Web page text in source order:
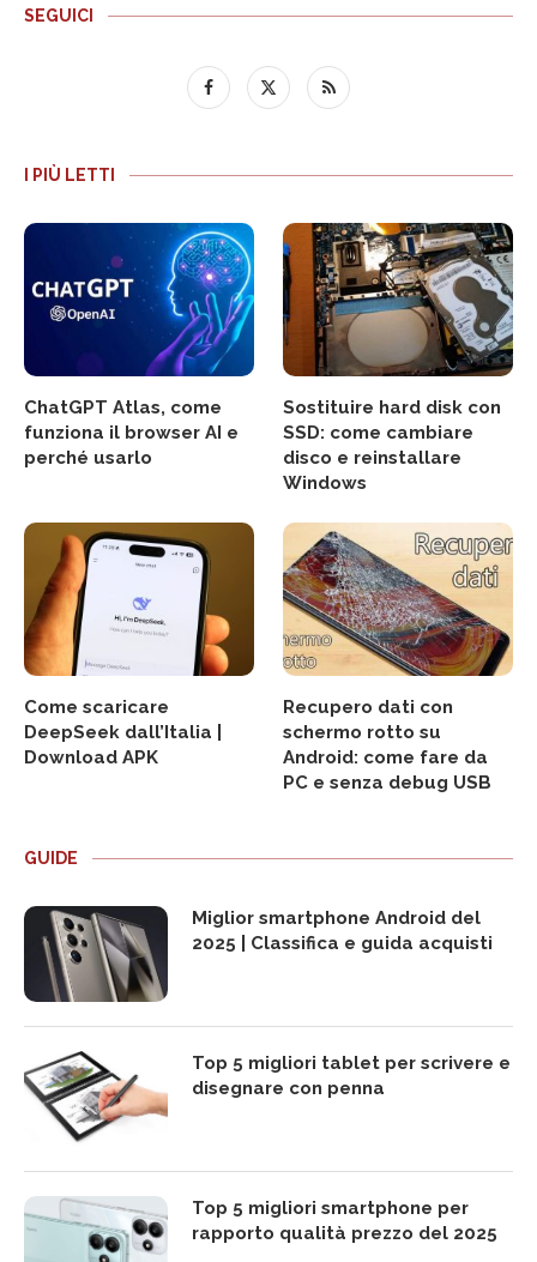
SEGUICI
I PIÙ LETTI
ChatGPT Atlas, come
funziona il browser AI e
perché usarlo
Sostituire hard disk con
SSD: come cambiare
disco e reinstallare
Windows
Come scaricare
DeepSeek dall’Italia |
Download APK
Recupero dati con
schermo rotto su
Android: come fare da
PC e senza debug USB
GUIDE
Miglior smartphone Android del
2025 | Classifica e guida acquisti
Top 5 migliori tablet per scrivere e
disegnare con penna
Top 5 migliori smartphone per
rapporto qualità prezzo del 2025